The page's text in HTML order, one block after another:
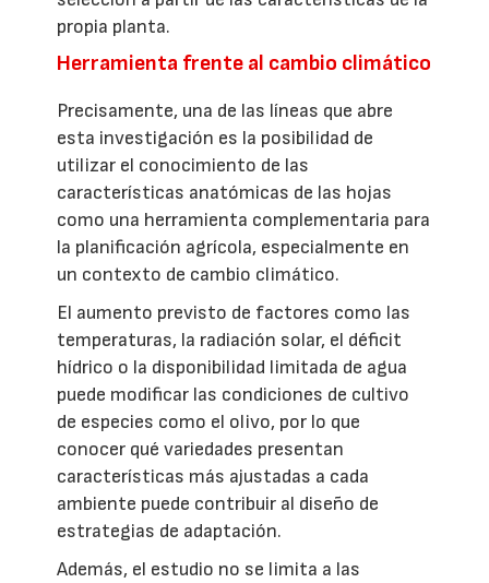
propia planta.
Herramienta frente al cambio climático
Precisamente, una de las líneas que abre
esta investigación es la posibilidad de
utilizar el conocimiento de las
características anatómicas de las hojas
como una herramienta complementaria para
la planificación agrícola, especialmente en
un contexto de cambio climático.
El aumento previsto de factores como las
temperaturas, la radiación solar, el déficit
hídrico o la disponibilidad limitada de agua
puede modificar las condiciones de cultivo
de especies como el olivo, por lo que
conocer qué variedades presentan
características más ajustadas a cada
ambiente puede contribuir al diseño de
estrategias de adaptación.
Además, el estudio no se limita a las